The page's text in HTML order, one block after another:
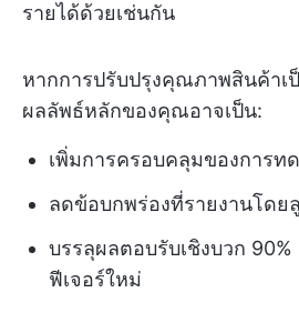
รายได้ด้วยเช่นกัน
หากการปรับปรุงคุณภาพสินค้าเ
ผลลัพธ์หลักของคุณอาจเป็น:
เพิ่มการครอบคลุมของการท
ลดข้อบกพร่องที่รายงานโดย
บรรลุผลตอบรับเชิงบวก
ฟีเจอร์ใหม่